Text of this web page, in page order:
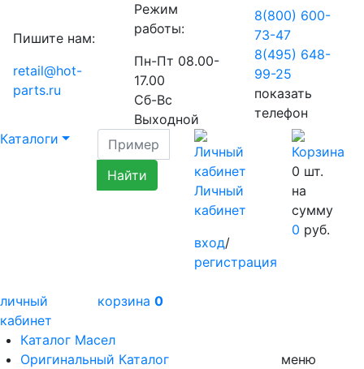
Пишите нам:
retail@hot-
parts.ru
Режим
работы:
Пн-Пт 08.00-
17.00
Сб-Вс
Выходной
8(800) 600-
73-47
8(495) 648-
99-25
показать
телефон
Каталоги
Личный
кабинет
вход/
регистрация
0 шт.
на
сумму
0 руб.
личный
кабинет
корзина 0
Каталог Масел
Оригинальный Каталог
меню